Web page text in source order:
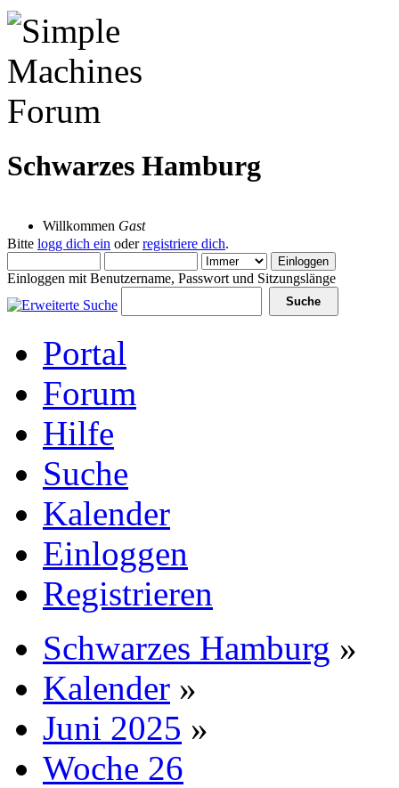
Schwarzes Hamburg
Willkommen Gast
Bitte logg dich ein oderregistriere dich.
Einloggen mit Benutzername, Passwort und Sitzungslänge
Portal
Forum
Hilfe
Suche
Kalender
Einloggen
Registrieren
Schwarzes Hamburg »
Kalender »
Juni 2025 »
Woche 26